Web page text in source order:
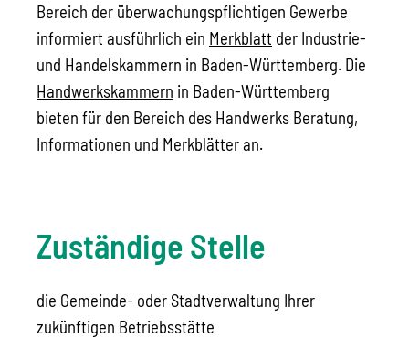
Bereich der überwachungspflichtigen Gewerbe
informiert ausführlich ein Merkblatt der Industrie-
und Handelskammern in Baden-Württemberg. Die
Handwerkskammern in Baden-Württemberg
bieten für den Bereich des Handwerks Beratung,
Informationen und Merkblätter an.
Zuständige Stelle
die Gemeinde- oder Stadtverwaltung Ihrer
zukünftigen Betriebsstätte